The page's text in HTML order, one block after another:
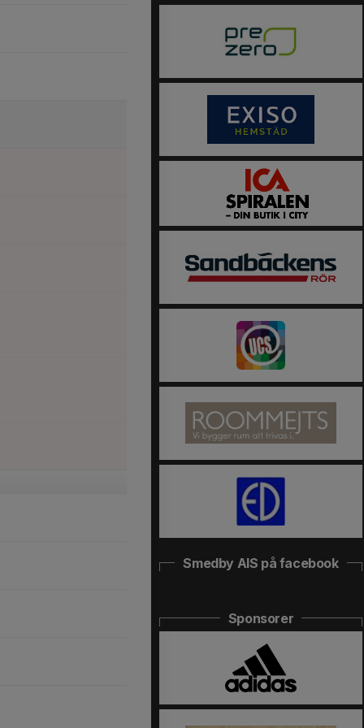
Smedby AIS på facebook
Sponsorer